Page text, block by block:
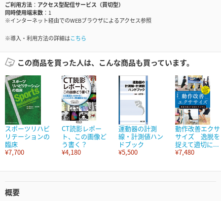
ご利用方法
アクセス型配信サービス（買切型）
同時使用端末数
1
※インターネット経由でのWEBブラウザによるアクセス参照
※導入・利用方法の詳細はこちら
この商品を買った人は、こんな商品も買っています。
スポーツリハビ
リテーションの
臨床
¥7,700
CT読影レポー
ト、この画像ど
う書く？
¥4,180
運動器の計測
線・計測値ハン
ドブック
¥5,500
動作改善エクサ
サイズ 逸脱を
捉えて適切に...
¥7,480
概要